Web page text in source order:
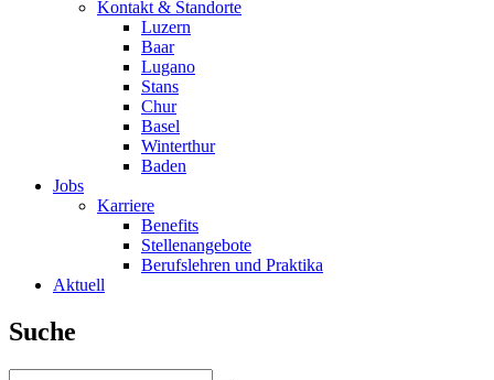
Kontakt & Standorte
Luzern
Baar
Lugano
Stans
Chur
Basel
Winterthur
Baden
Jobs
Karriere
Benefits
Stellenangebote
Berufslehren und Praktika
Aktuell
Suche